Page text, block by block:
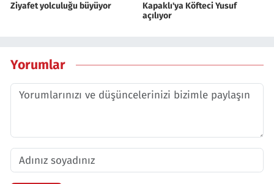
Ziyafet yolculuğu büyüyor
Kapaklı'ya Köfteci Yusuf
açılıyor
Yorumlar